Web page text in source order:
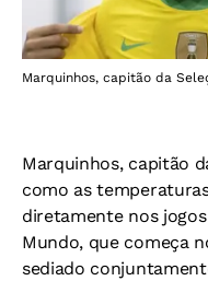
Marquinhos, capitão da
Marquinhos, capitão
como as
diretamente nos
Mundo, que começa
sediado